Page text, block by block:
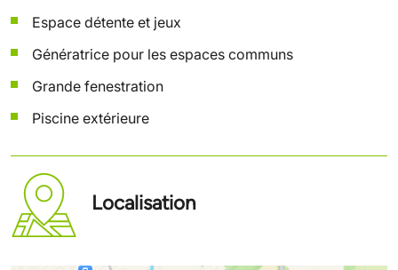
Espace détente et jeux
Génératrice pour les espaces communs
Grande fenestration
Piscine extérieure
Localisation